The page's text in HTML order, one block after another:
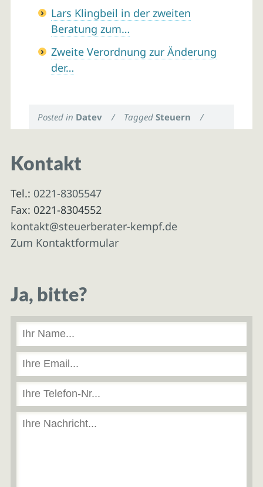
Lars Klingbeil in der zweiten
Beratung zum…
Zweite Verordnung zur Änderung
der…
Posted in Datev / TaggedSteuern /
Kontakt
Tel.: 0221-8305547
Fax: 0221-8304552
kontakt@steuerberater-kempf.de
Zum Kontaktformular
Ja, bitte?